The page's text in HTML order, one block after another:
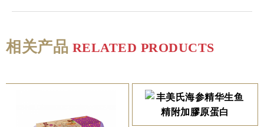
相关产品 RELATED PRODUCTS